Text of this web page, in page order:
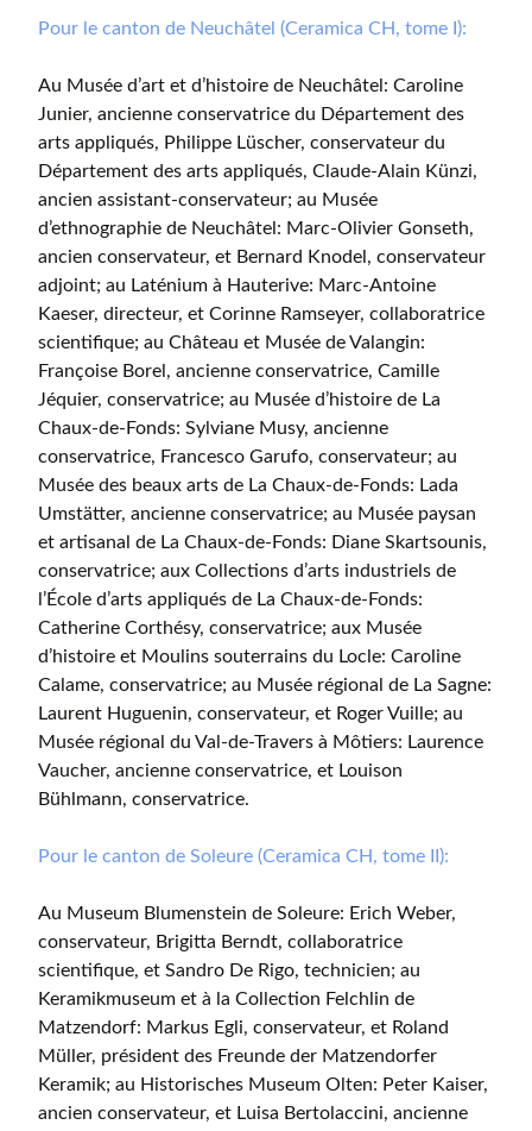
Pour le canton de Neuchâtel (Ceramica CH, tome I):
Au Musée d’art et d’histoire de Neuchâtel: Caroline
Junier, ancienne conservatrice du Département des
arts appliqués, Philippe Lüscher, conservateur du
Département des arts appliqués, Claude-Alain Künzi,
ancien assistant-conservateur; au Musée
d’ethnographie de Neuchâtel: Marc-Olivier Gonseth,
ancien conservateur, et Bernard Knodel, conservateur
adjoint; au Laténium à Hauterive: Marc-Antoine
Kaeser, directeur, et Corinne Ramseyer, collaboratrice
scientifique; au Château et Musée de Valangin:
Françoise Borel, ancienne conservatrice, Camille
Jéquier, conservatrice; au Musée d’histoire de La
Chaux-de-Fonds: Sylviane Musy, ancienne
conservatrice, Francesco Garufo, conservateur; au
Musée des beaux arts de La Chaux-de-Fonds: Lada
Umstätter, ancienne conservatrice; au Musée paysan
et artisanal de La Chaux-de-Fonds: Diane Skartsounis,
conservatrice; aux Collections d’arts industriels de
l’École d’arts appliqués de La Chaux-de-Fonds:
Catherine Corthésy, conservatrice; aux Musée
d’histoire et Moulins souterrains du Locle: Caroline
Calame, conservatrice; au Musée régional de La Sagne:
Laurent Huguenin, conservateur, et Roger Vuille; au
Musée régional du Val-de-Travers à Môtiers: Laurence
Vaucher, ancienne conservatrice, et Louison
Bühlmann, conservatrice.
Pour le canton de Soleure (Ceramica CH, tome II):
Au Museum Blumenstein de Soleure: Erich Weber,
conservateur, Brigitta Berndt, collaboratrice
scientifique, et Sandro De Rigo, technicien; au
Keramikmuseum et à la Collection Felchlin de
Matzendorf: Markus Egli, conservateur, et Roland
Müller, président des Freunde der Matzendorfer
Keramik; au Historisches Museum Olten: Peter Kaiser,
ancien conservateur, et Luisa Bertolaccini, ancienne